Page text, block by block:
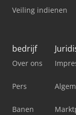
Veiling indienen
bedrijf
Over ons
Pers
Banen